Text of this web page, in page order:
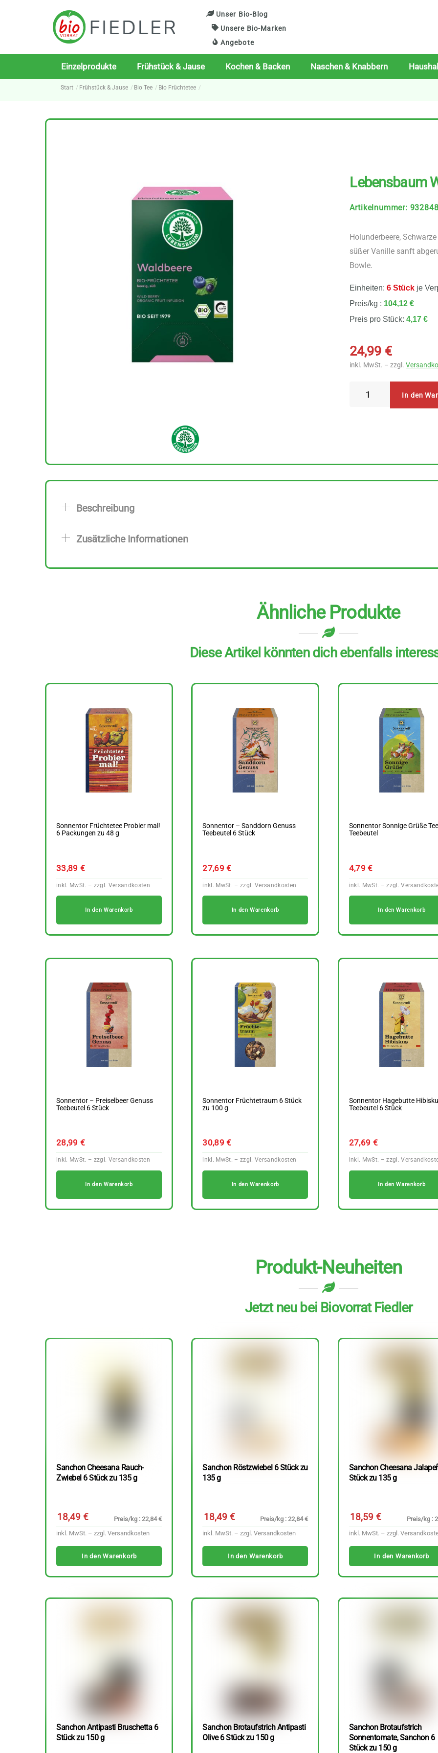
Unser Bio-Blog
Unsere Bio-Marken
Angebote
Einzelprodukte Frühstück & Jause Kochen & Backen Naschen & Knabbern
Start Frühstück & Jause Bio Tee Bio Früchtetee
Lebensbaum
Artikelnummer:
Holunderbeere,
süßer Vanille sanft
Bowle.
Einheiten:6 Stück je
Preis/kg : 104,12 €
Preis pro Stück:4,17 €
24,99 €
inkl. MwSt. – zzgl.
In den
Beschreibung
Zusätzliche Informationen
Ähnliche Produkte
Diese Artikel könnten dich ebenfalls
Sonnentor Früchtetee Probier mal!
6 Packungen zu 48 g
33,89€
In den Warenkorb
Sonnentor – Sanddorn Genuss
Teebeutel 6 Stück
27,69€
In den Warenkorb
Sonnentor Sonnige Grüße
Teebeutel
4,79€
In den Warenkorb
Sonnentor – Preiselbeer Genuss
Teebeutel 6 Stück
28,99€
In den Warenkorb
Sonnentor Früchtetraum 6 Stück
zu 100 g
30,89€
In den Warenkorb
Sonnentor Hagebutte
Teebeutel 6 Stück
27,69 €
In den Warenkorb
Produkt-Neuheiten
Jetzt neu bei Biovorrat Fiedler
Sanchon Cheesana Rauch-
Zwiebel 6 Stück zu 135 g
18,49€
Preis/kg : 22,84 €
inkl. MwSt. – zzgl. Versandkosten
In den Warenkorb
Sanchon Röstzwiebel 6 Stück zu
135 g
18,49 €
Preis/kg : 22,84 €
inkl. MwSt. – zzgl.Versandkosten
In den Warenkorb
Sanchon Cheesana
Stück zu 135 g
18,59 €
Preis/kg :
inkl. MwSt. – zzgl.
In den Warenkorb
Sanchon Antipasti Bruschetta 6
Stück zu 150 g
Sanchon Brotaufstrich Antipasti
Olive 6 Stück zu 150 g
Sanchon Brotaufstrich
Sonnentomate, Sanchon 6
Stück zu 150 g